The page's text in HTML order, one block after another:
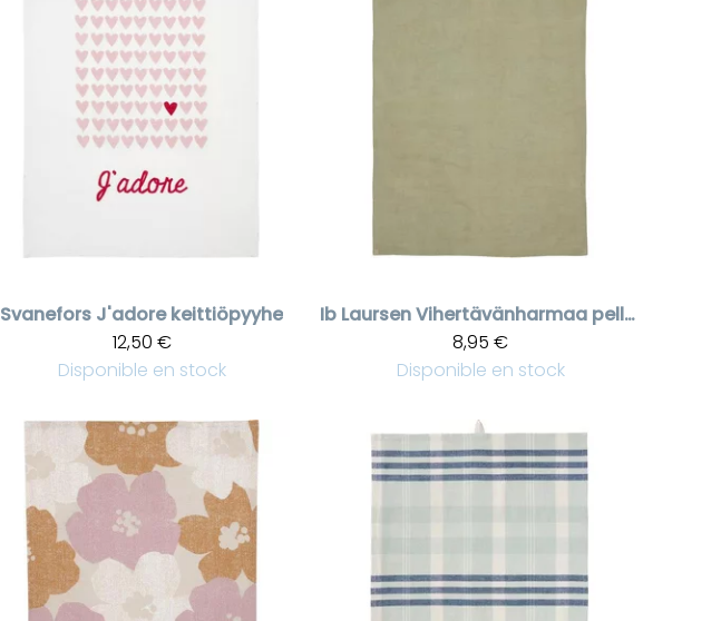
Svanefors J'adore keittiöpyyhe
12,50 €
Disponible en stock
Ib Laursen
Vihertävänharmaa pellavapyyhe Freja, 50 * 70 cm
8,95 €
Disponible en stock